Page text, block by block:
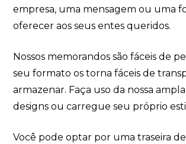
empresa, uma mensagem ou uma
oferecer aos seus entes queridos.
Nossos memorandos são fáceis de
seu formato os torna fáceis de
armazenar. Faça uso da nossa
designs ou carregue seu próprio
Você pode optar por uma traseira